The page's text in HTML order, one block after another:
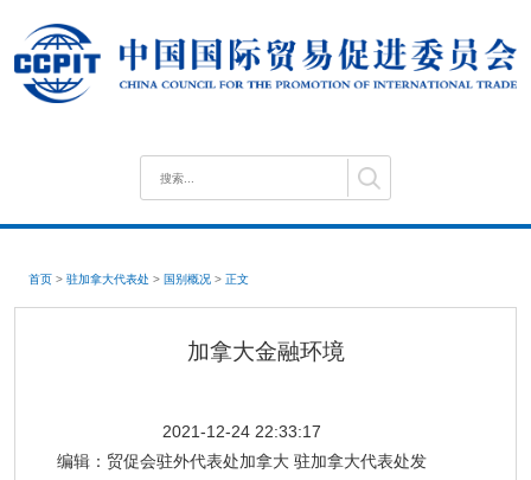
首页 > 驻加拿大代表处 > 国别概况 > 正文
加拿大金融环境
2021-12-24 22:33:17
编辑： 贸促会驻外代表处加拿大 驻加拿大代表处发